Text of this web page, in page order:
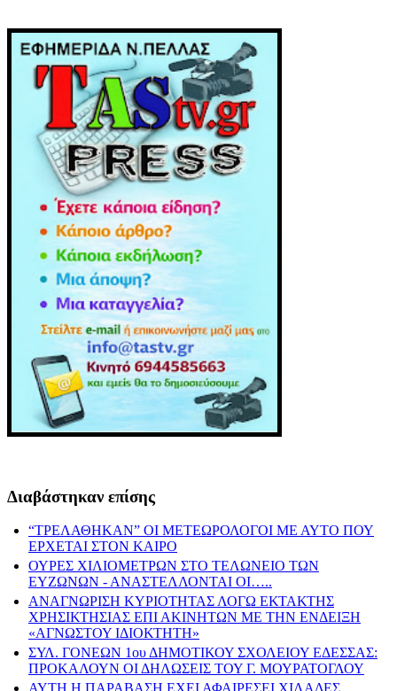
Διαβάστηκαν επίσης
“ΤΡΕΛΑΘΗΚΑΝ” ΟΙ ΜΕΤΕΩΡΟΛΟΓΟΙ ΜΕ ΑΥΤΟ ΠΟΥ
ΕΡΧΕΤΑΙ ΣΤΟΝ ΚΑΙΡΟ
ΟΥΡΕΣ ΧΙΛΙΟΜΕΤΡΩΝ ΣΤΟ ΤΕΛΩΝΕΙΟ ΤΩΝ
ΕΥΖΩΝΩΝ - ΑΝΑΣΤΕΛΛΟΝΤΑΙ ΟΙ…..
ΑΝΑΓΝΩΡΙΣΗ ΚΥΡΙΟΤΗΤΑΣ ΛΟΓΩ ΕΚΤΑΚΤΗΣ
ΧΡΗΣΙΚΤΗΣΙΑΣ ΕΠΙ ΑΚΙΝΗΤΩΝ ΜΕ ΤΗΝ ΕΝΔΕΙΞΗ
«ΑΓΝΩΣΤΟΥ ΙΔΙΟΚΤΗΤΗ»
ΣΥΛ. ΓΟΝΕΩΝ 1ου ΔΗΜΟΤΙΚΟΥ ΣΧΟΛΕΙΟΥ ΕΔΕΣΣΑΣ:
ΠΡΟΚΑΛΟΥΝ ΟΙ ΔΗΛΩΣΕΙΣ ΤΟΥ Γ. ΜΟΥΡΑΤΟΓΛΟΥ